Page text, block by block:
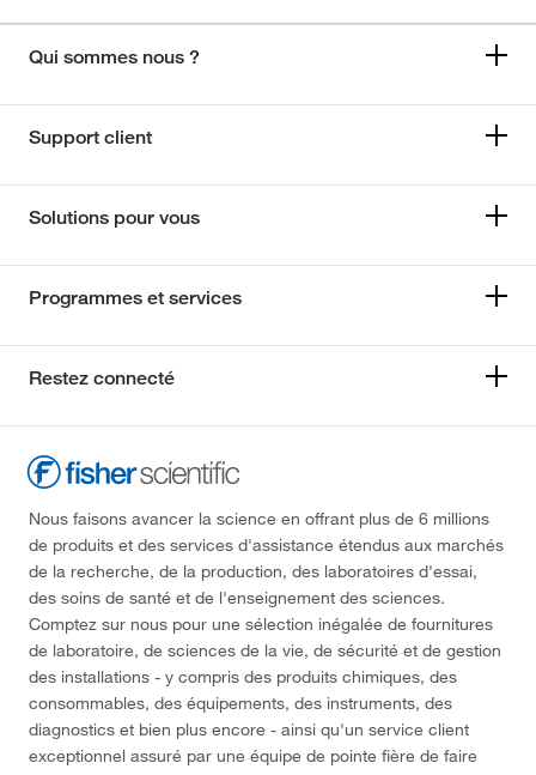
Qui sommes nous ?
Support client
Solutions pour vous
Programmes et services
Restez connecté
Nous faisons avancer la science en offrant plus de 6 millions
de produits et des services d'assistance étendus aux marchés
de la recherche, de la production, des laboratoires d'essai,
des soins de santé et de l'enseignement des sciences.
Comptez sur nous pour une sélection inégalée de fournitures
de laboratoire, de sciences de la vie, de sécurité et de gestion
des installations - y compris des produits chimiques, des
consommables, des équipements, des instruments, des
diagnostics et bien plus encore - ainsi qu'un service client
exceptionnel assuré par une équipe de pointe fière de faire